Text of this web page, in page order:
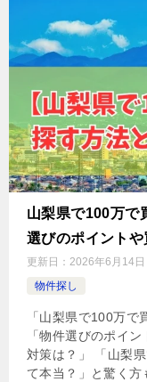
山梨県で100万で
選びのポイント
更新日： 2026年6月14日
物件探し
「山梨県で100万で
「物件選びのポイ
対策は？」 「山梨
て本当？」と驚く